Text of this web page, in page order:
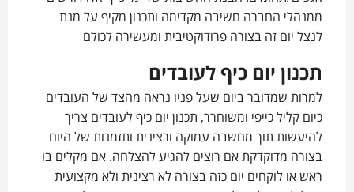
ממנהלי החברה חשיבה מקדימה ותכנון מקיף על מנת
לנצל יום זה בצורה פרודוקטיבית ומעשירה לכולם
תכנון יום כיף לעובדים
למרות שמדובר ביום שעל פניו נראה מהצד של העובדים
כיום קליל כייפי ומשוחרר, תכנון יום כיף לעובדים צריך
להיעשות תוך מחשבה עמוקה ורצינית ותזמנות של היום
בצורה מדוקדקת אם רוצים להגיע להצלחה. אם מקלים בו
ראש או לוקחים יום כזה בצורה לא רצינית ולא מקצועית